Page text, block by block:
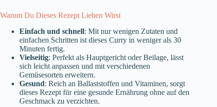
Warum Du Dieses Rezept Lieben Wirst
Einfach und schnell: Mit nur wenigen Zutaten und
einfachen Schritten ist dieses Curry in weniger als 30
Minuten fertig.
Vielseitig: Perfekt als Hauptgericht oder Beilage, lässt
sich leicht anpassen und mit verschiedenen
Gemüsesorten erweitern.
Gesund: Reich an Ballaststoffen und Vitaminen, sorgt
dieses Rezept für eine gesunde Ernährung ohne auf den
Geschmack zu verzichten.